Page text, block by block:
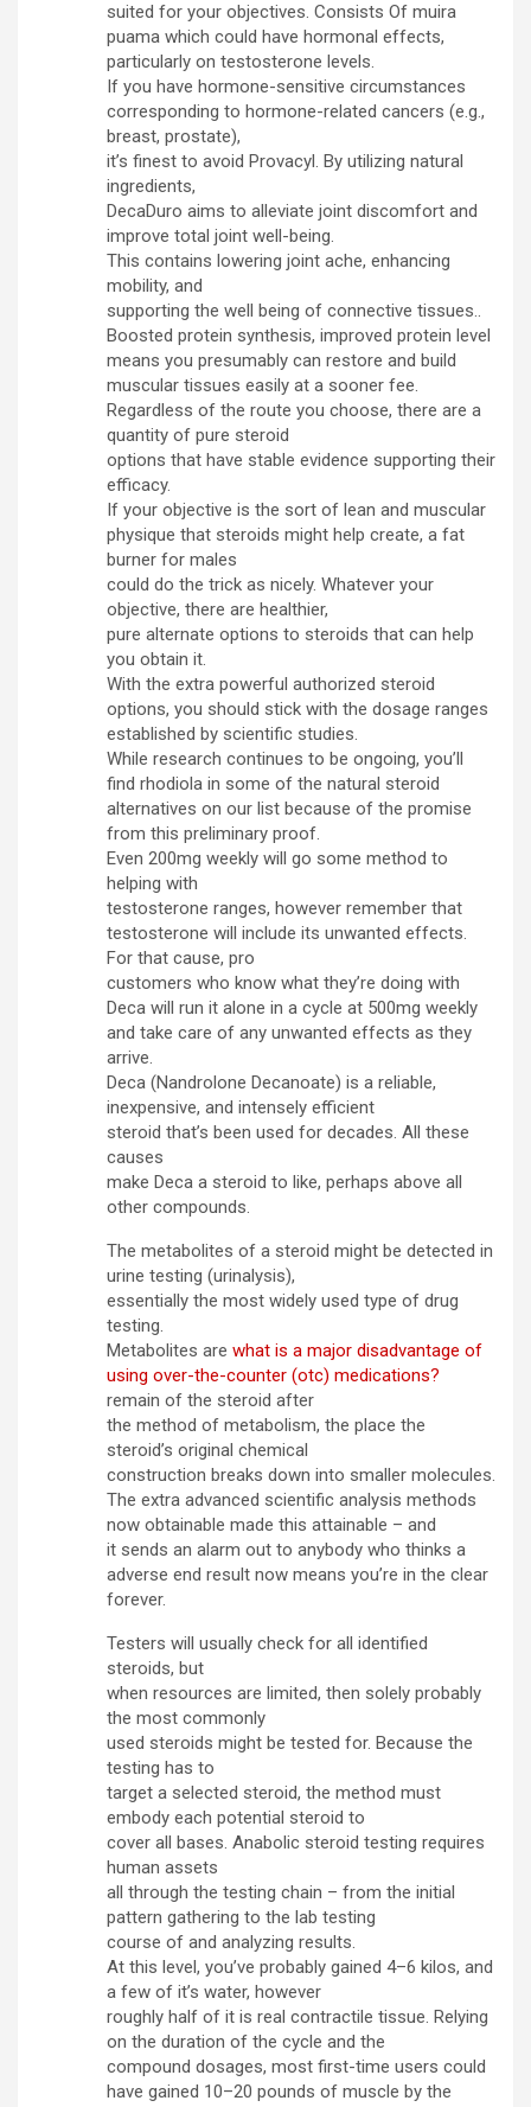
suited for your objectives. Consists Of muira
puama which could have hormonal effects,
particularly on testosterone levels.
If you have hormone-sensitive circumstances
corresponding to hormone-related cancers (e.g.,
breast, prostate),
it’s finest to avoid Provacyl. By utilizing natural
ingredients,
DecaDuro aims to alleviate joint discomfort and
improve total joint well-being.
This contains lowering joint ache, enhancing
mobility, and
supporting the well being of connective tissues..
Boosted protein synthesis, improved protein level
means you presumably can restore and build
muscular tissues easily at a sooner fee.
Regardless of the route you choose, there are a
quantity of pure steroid
options that have stable evidence supporting their
efficacy.
If your objective is the sort of lean and muscular
physique that steroids might help create, a fat
burner for males
could do the trick as nicely. Whatever your
objective, there are healthier,
pure alternate options to steroids that can help
you obtain it.
With the extra powerful authorized steroid
options, you should stick with the dosage ranges
established by scientific studies.
While research continues to be ongoing, you’ll
find rhodiola in some of the natural steroid
alternatives on our list because of the promise
from this preliminary proof.
Even 200mg weekly will go some method to
helping with
testosterone ranges, however remember that
testosterone will include its unwanted effects.
For that cause, pro
customers who know what they’re doing with
Deca will run it alone in a cycle at 500mg weekly
and take care of any unwanted effects as they
arrive.
Deca (Nandrolone Decanoate) is a reliable,
inexpensive, and intensely efficient
steroid that’s been used for decades. All these
causes
make Deca a steroid to like, perhaps above all
other compounds.
The metabolites of a steroid might be detected in
urine testing (urinalysis),
essentially the most widely used type of drug
testing.
Metabolites are what is a major disadvantage of
using over-the-counter (otc) medications?
remain of the steroid after
the method of metabolism, the place the
steroid’s original chemical
construction breaks down into smaller molecules.
The extra advanced scientific analysis methods
now obtainable made this attainable – and
it sends an alarm out to anybody who thinks a
adverse end result now means you’re in the clear
forever.
Testers will usually check for all identified
steroids, but
when resources are limited, then solely probably
the most commonly
used steroids might be tested for. Because the
testing has to
target a selected steroid, the method must
embody each potential steroid to
cover all bases. Anabolic steroid testing requires
human assets
all through the testing chain – from the initial
pattern gathering to the lab testing
course of and analyzing results.
At this level, you’ve probably gained 4–6 kilos, and
a few of it’s water, however
roughly half of it is real contractile tissue. Relying
on the duration of the cycle and the
compound dosages, most first-time users could
have gained 10–20 pounds of muscle by the